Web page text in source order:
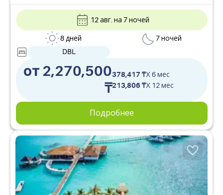
молодожёнов, одиноких путешественников и
небольших групп. Сервис высокого уровня и широкий
выбор возможностей для активного отдыха и
развлекательные вечерние программы делает этот
курорт настоящим раем для тех, кто ищет уединения и
безмятежности в тропиках.
от 2,270,500
₸
378,417 ₸X 6 мес
213,806 ₸X 12 мес
12 авг. на 7 ночей
8 дней
7 ночей
DBL
Подробнее